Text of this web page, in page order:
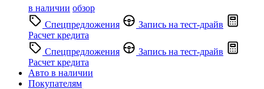
в наличии обзор
Спецпредложения
Запись на тест-драйв
Расчет кредита
Спецпредложения
Запись на тест-драйв
Расчет кредита
Авто в наличии
Покупателям